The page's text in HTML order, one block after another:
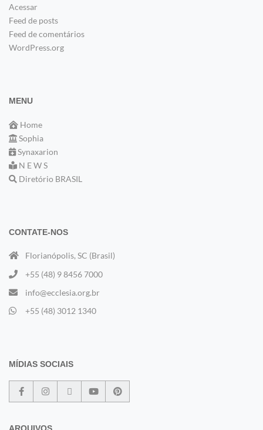
Acessar
Feed de posts
Feed de comentários
WordPress.org
MENU
Home
Sophia
Synaxarion
N E W S
Diretório BRASIL
CONTATE-NOS
Florianópolis, SC (Brasil)
+55 (48) 9 8456 7000
info@ecclesia.org.br
+55 (48) 3012 1340
MÍDIAS SOCIAIS